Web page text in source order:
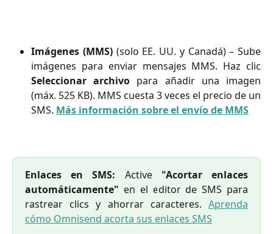
Imágenes (MMS)(solo EE. UU. y Canadá) – Sube
imágenes para enviar mensajes MMS. Haz clic
Seleccionar archivo para añadir una imagen
(máx. 525 KB). MMS cuesta 3 veces el precio de un
SMS. Más información sobre el envío de MMS
Enlaces en SMS: Active "Acortar enlaces
automáticamente" en el editor de SMS para
rastrear clics y ahorrar caracteres. Aprenda
cómo Omnisend acorta sus enlaces SMS